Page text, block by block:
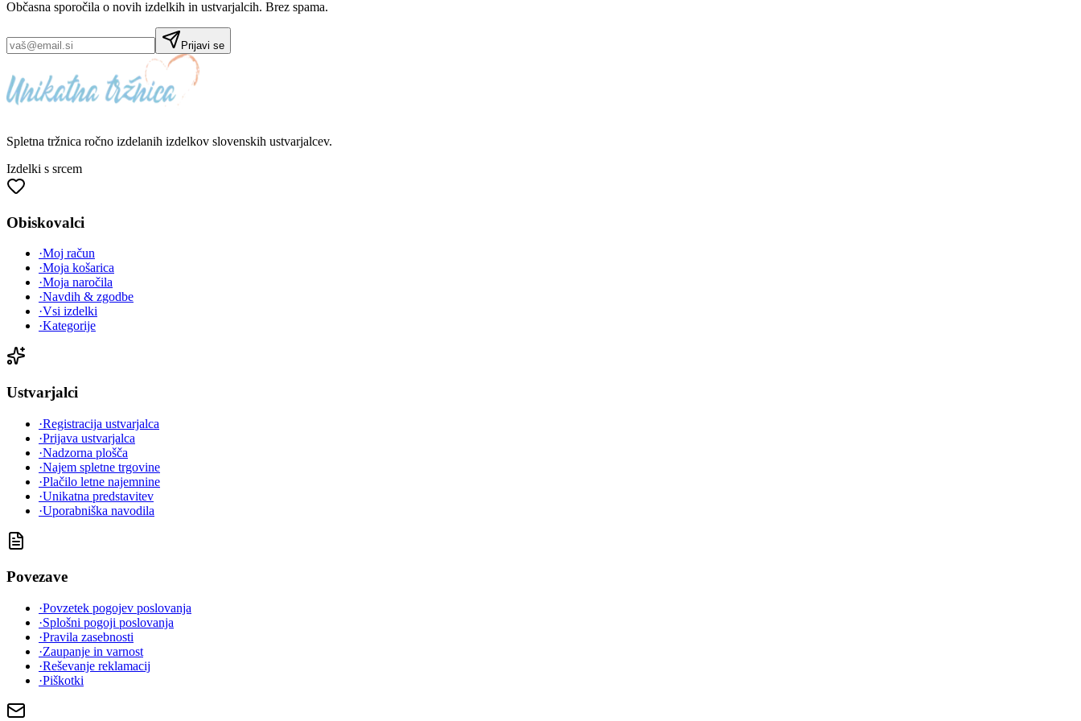
Občasna sporočila o novih izdelkih in ustvarjalcih. Brez spama.
Prijavi se
Spletna tržnica ročno izdelanih izdelkov slovenskih ustvarjalcev.
Izdelki s srcem
Obiskovalci
·Moj račun
·Moja košarica
·Moja naročila
·Navdih & zgodbe
·Vsi izdelki
·Kategorije
Ustvarjalci
·Registracija ustvarjalca
·Prijava ustvarjalca
·Nadzorna plošča
·Najem spletne trgovine
·Plačilo letne najemnine
·Unikatna predstavitev
·Uporabniška navodila
Povezave
·Povzetek pogojev poslovanja
·Splošni pogoji poslovanja
·Pravila zasebnosti
·Zaupanje in varnost
·Reševanje reklamacij
·Piškotki